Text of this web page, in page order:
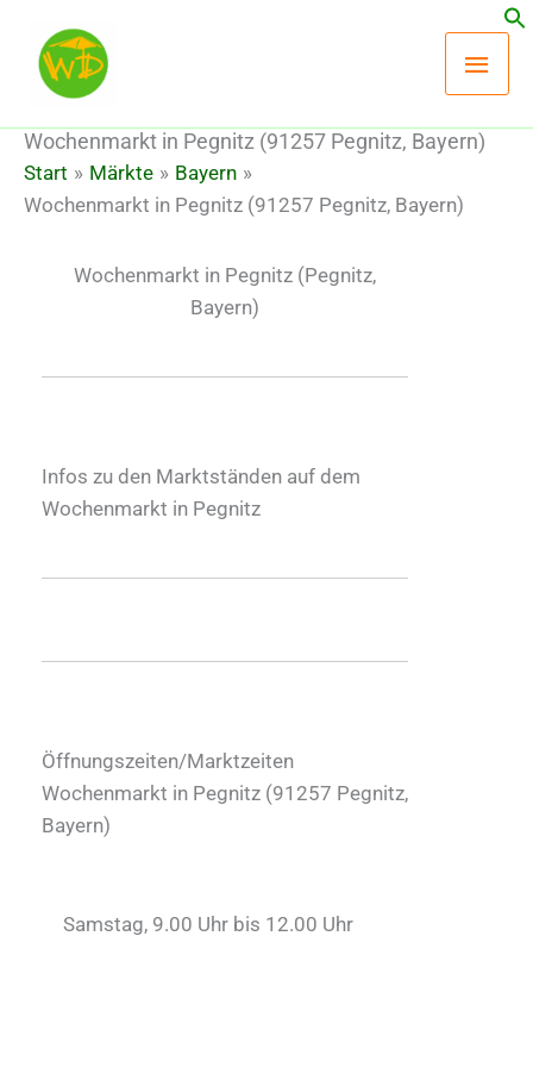
Inhalt
springen
Wochenmarkt in Pegnitz (91257 Pegnitz, Bayern)
Start Märkte
Bayern
Wochenmarkt in Pegnitz (91257 Pegnitz, Bayern)
Wochenmarkt in Pegnitz (Pegnitz,
Bayern)
Infos zu den Marktständen auf dem
Wochenmarkt in Pegnitz
Öffnungszeiten/Marktzeiten
Wochenmarkt in Pegnitz (91257 Pegnitz,
Bayern)
Samstag, 9.00 Uhr bis 12.00 Uhr